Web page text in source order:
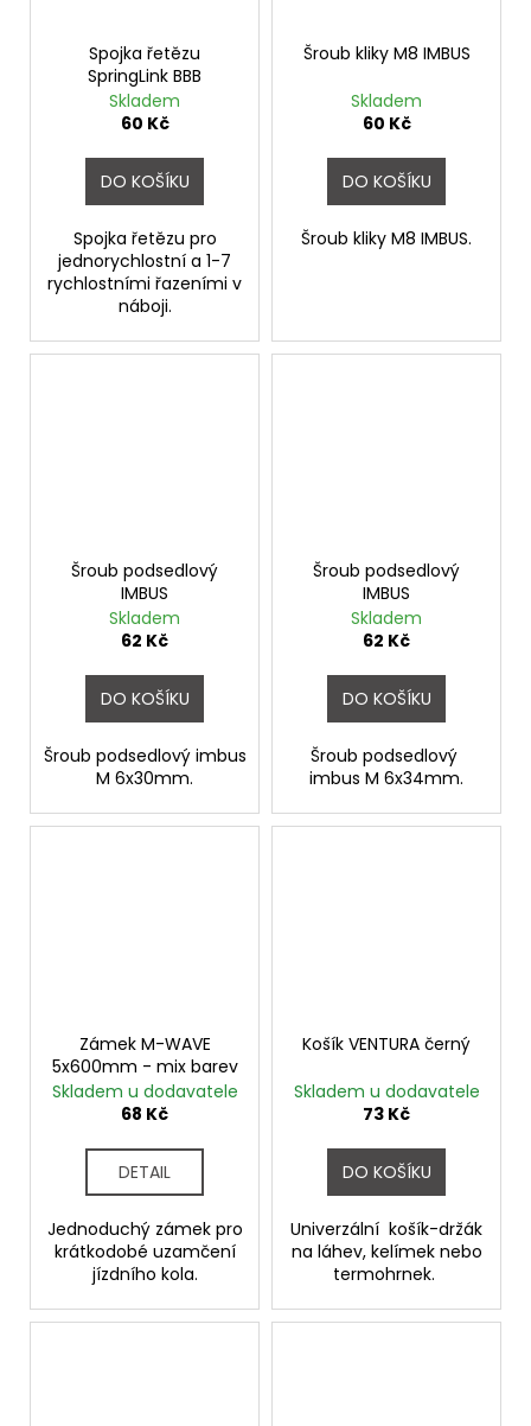
Spojka řetězu
SpringLink BBB
Skladem
60 Kč
DO KOŠÍKU
Spojka řetězu pro
jednorychlostní a 1-7
rychlostními řazeními v
náboji.
Šroub kliky M8 IMBUS
Skladem
60 Kč
DO KOŠÍKU
Šroub kliky M8 IMBUS.
Šroub podsedlový
IMBUS
Skladem
62 Kč
DO KOŠÍKU
Šroub podsedlový imbus
M 6x30mm.
Šroub podsedlový
IMBUS
Skladem
62 Kč
DO KOŠÍKU
Šroub podsedlový
imbus M 6x34mm.
Zámek M-WAVE
5x600mm - mix barev
Skladem u dodavatele
68 Kč
DETAIL
Jednoduchý zámek pro
krátkodobé uzamčení
jízdního kola.
Košík VENTURA černý
Skladem u dodavatele
73 Kč
DO KOŠÍKU
Univerzální košík-držák
na láhev, kelímek nebo
termohrnek.